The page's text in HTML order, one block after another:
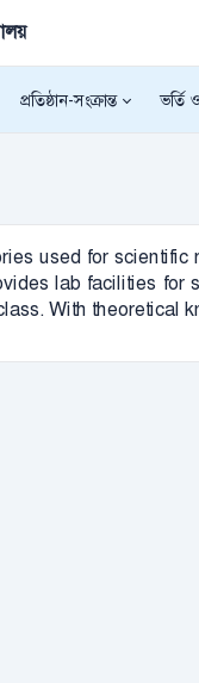
প্রতিষ্ঠান-সংক্রান্ত ভর্তি
used for
lab facilities for
With theoretical